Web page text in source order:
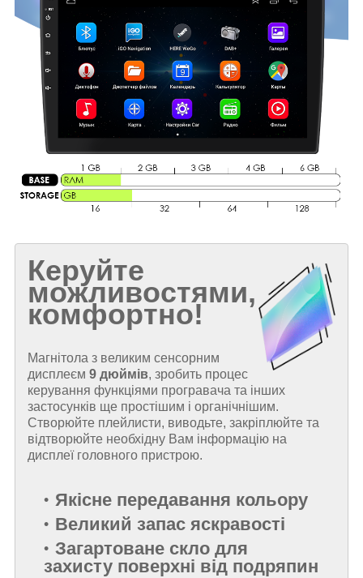
Керуйте
можливостями,
комфортно!
Магнітола з великим сенсорним
дисплеєм 9 дюймів, зробить процес
керування функціями програвача та інших
застосунків ще простішим і органічнішим.
Створюйте плейлисти, виводьте, закріплюйте та
відтворюйте необхідну Вам інформацію на
дисплеї головного пристрою.
Якісне передавання кольору
Великий запас яскравості
Загартоване скло для
захисту поверхні від подряпин